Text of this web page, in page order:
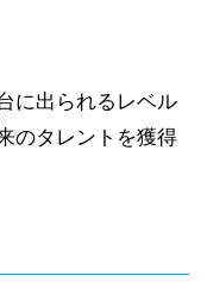
に出られるレベル
のタレントを獲得